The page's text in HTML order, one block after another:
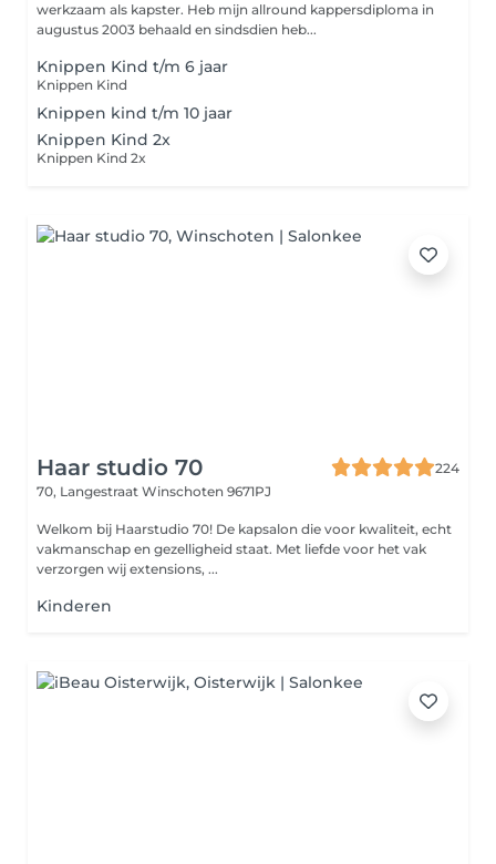
werkzaam als kapster. Heb mijn allround kappersdiploma in
augustus 2003 behaald en sindsdien heb...
Knippen Kind t/m 6 jaar
Knippen Kind
Knippen kind t/m 10 jaar
Knippen Kind 2x
Knippen Kind 2x
Haar studio 70
224
70, Langestraat Winschoten 9671PJ
Welkom bij Haarstudio 70! De kapsalon die voor kwaliteit, echt
vakmanschap en gezelligheid staat. Met liefde voor het vak
verzorgen wij extensions, ...
Kinderen